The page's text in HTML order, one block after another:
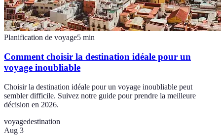
Planification de voyage5 min
Comment choisir la destination idéale pour un
voyage inoubliable
Choisir la destination idéale pour un voyage inoubliable peut
sembler difficile. Suivez notre guide pour prendre la meilleure
décision en 2026.
voyagedestination
Aug 3